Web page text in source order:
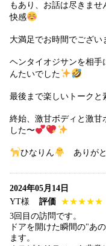
もあり、お話は尽きませ
快感
大満足でお時間でござい
ヘンタイオジサンを相手
んたいでした
最後まで楽しいトークと
終始、激甘ボディと激
した〜
ひなりん ありが
2024年05月14日
YT様
評価 ★★★★★
3回目の訪問です。
ドアを開けた瞬間の"あ
ます。